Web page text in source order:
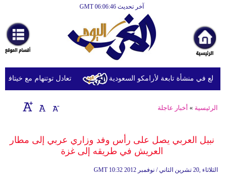
آخر تحديث GMT 06:06:46
أخبارعاجلة
رياضة
ثقافة
إقتصاد
وموسيقى
تعادل توتنهام مع خيتافي في منشأة تابعة لأرامكو السعودية
الرئيسية » أخبار عاجلة
نبيل العربي يصل على رأس وفد وزاري عربي إلى مطار
العريش في طريقه إلى غزة
GMT 10:32 2012 الثلاثاء ,20 تشرين الثاني / نوفمبر